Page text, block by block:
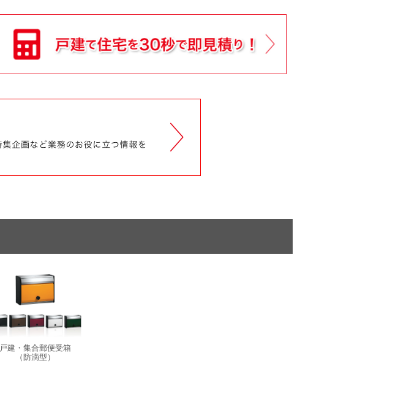
戸建・集合郵便受箱
（防滴型）